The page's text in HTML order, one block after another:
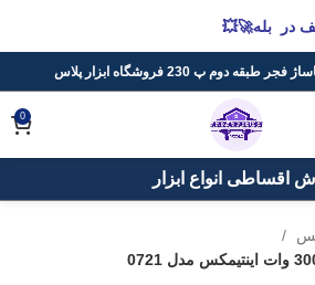
دوم پ 230 فروشگاه ابزار پلاس
0
اقساطی انواع ابزار
در بله🚀💥